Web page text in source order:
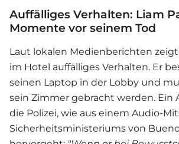
Auffälliges Verhalten: Liam
Momente vor seinem Tod
Laut lokalen Medienberichten
im Hotel auffälliges Verhalten. Er
seinen Laptop in der Lobby und
sein Zimmer gebracht werden. Ein
die Polizei, wie aus einem Audio-
Sicherheitsministeriums von